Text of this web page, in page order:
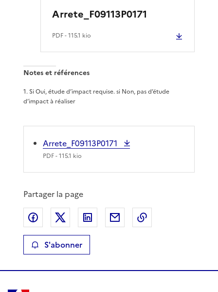
Arrete_F09113P0171
PDF- 115.1 kio
Notes et références
1. Si Oui, étude d’impact requise. si Non, pas d’étude
d’impact à réaliser
Arrete_F09113P0171
PDF- 115.1 kio
Partager la page
Partager sur Facebook
Partager sur XPartager sur LinkedIn
Partager par email
S'abonner